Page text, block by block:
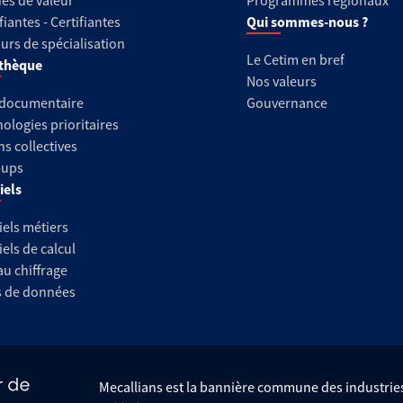
- Certifiantes
de spécialisation
prioritaires
collectives
métiers
de calcul
chiffrage
de données
Qui sommes-nous ?
Le Cetim en bref
Nos valeurs
Gouvernance
Mecallians est la bannière commune des